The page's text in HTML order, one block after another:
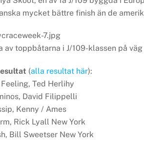
mycket bättre finish än de
av toppbåtarna i J/109-klassen på väg
(alla resultat här):
Feeling, Ted Herlihy
David Filippelli
Kenny / Ames
Rick Lyall New York
Bill Sweetser New York